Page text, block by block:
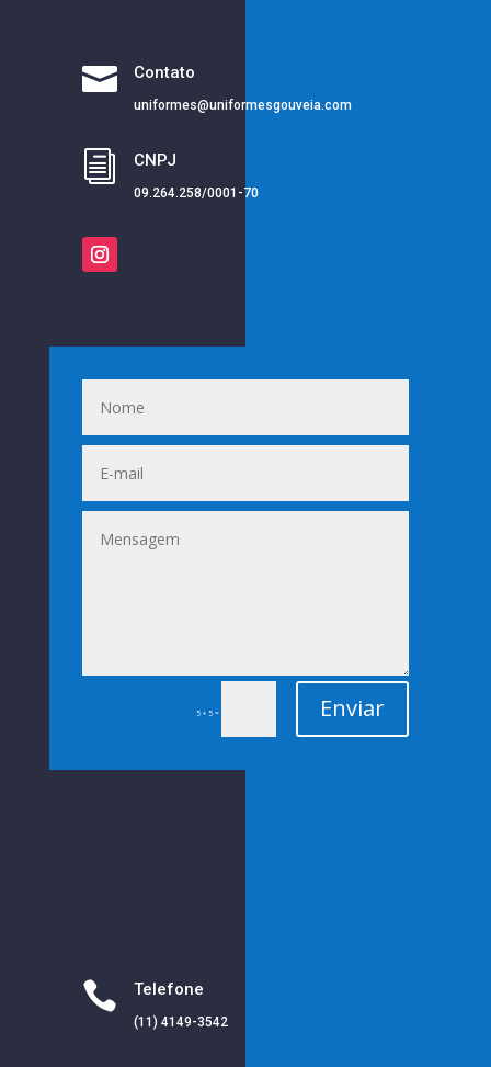
 Contato
uniformes@uniformesgouveia.com
i CNPJ
09.264.258/0001-70
5 + 5 = Enviar
 Telefone
(11) 4149-3542